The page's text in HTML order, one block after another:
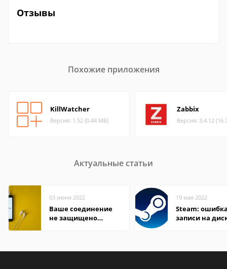
Отзывы
Похожие приложения
KillWatcher
Версия: 1.52 (0.44 МБ)
Zabbix
Версия: 3.4.12
Актуальные статьи
03 июня 2022
Ваше соединение
не защищено
19 мая 2022
Steam:
записи на